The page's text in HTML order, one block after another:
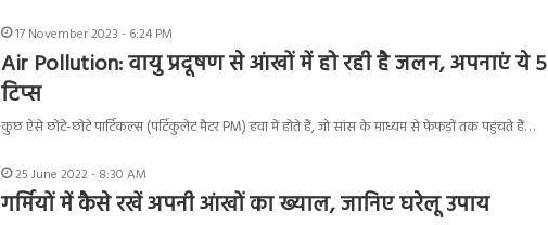
17 November 2023 - 6:24 PM
Air Pollution: वायु प्रदूषण से आंखों में हो रही है जलन, अपनाएं ये 5
टिप्स
कुछ ऐसे छोटे-छोटे पार्टिकल्स (पर्टिकुलेट मैटर PM) हवा में होते हैं, जो सांस के माध्यम से फेफड़ों तक पहुंचते हैं…
25 June 2022 - 8:30 AM
गर्मियों में कैसे रखें अपनी आंखों का ख्याल, जानिए घरेलू उपाय